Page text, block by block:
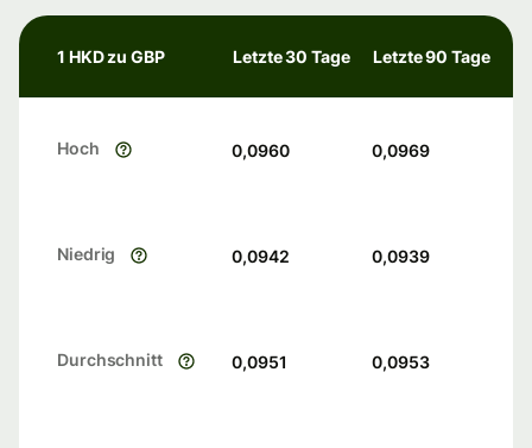
1 HKD zu GBP Letzte 30 Tage Letzte 90 Tage
Hoch 0,0960 0,0969
Niedrig 0,0942 0,0939
Durchschnitt 0,0951 0,0953